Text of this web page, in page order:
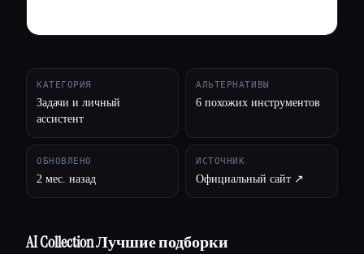
Esc
КАТЕГОРИЯ
Задачи и личный
ассистент
АЛЬТЕРНАТИВЫ
6 похожих инструментов
ОБНОВЛЕНО
2 мес. назад
ИСТОЧНИК
Официальный сайт ↗︎
AI Collection Лучшие подборки